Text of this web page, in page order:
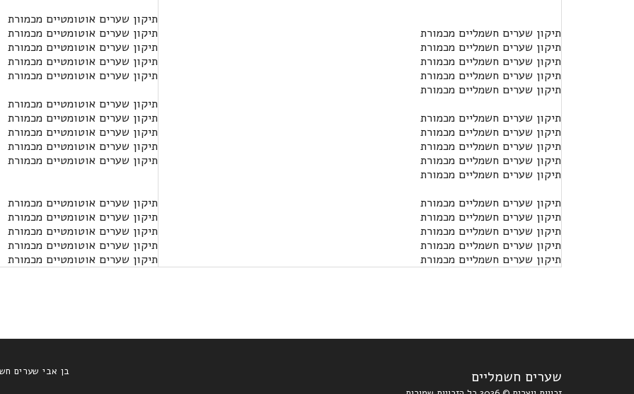
תיקון שערים חשמליים מכמורת
תיקון שערים חשמליים מכמורת
תיקון שערים חשמליים מכמורת
תיקון שערים חשמליים מכמורת
תיקון שערים חשמליים מכמורת
תיקון שערים חשמליים מכמורת
תיקון שערים חשמליים מכמורת
תיקון שערים חשמליים מכמורת
תיקון שערים חשמליים מכמורת
תיקון שערים חשמליים מכמורת
תיקון שערים חשמליים מכמורת
תיקון שערים חשמליים מכמורת
תיקון שערים חשמליים מכמורת
תיקון שערים חשמליים מכמורת
תיקון שערים חשמליים מכמורת
תיקון שערים אוטומטיים מכמורת
תיקון שערים אוטומטיים מכמורת
תיקון שערים אוטומטיים מכמורת
תיקון שערים אוטומטיים מכמורת
תיקון שערים אוטומטיים מכמורת
תיקון שערים אוטומטיים מכמורת
תיקון שערים אוטומטיים מכמורת
תיקון שערים אוטומטיים מכמורת
תיקון שערים אוטומטיים מכמורת
תיקון שערים אוטומטיים מכמורת
תיקון שערים אוטומטיים מכמורת
תיקון שערים אוטומטיים מכמורת
תיקון שערים אוטומטיים מכמורת
תיקון שערים אוטומטיים מכמורת
תיקון שערים אוטומטיים מכמורת
שערים חשמליים בן אבי שערים